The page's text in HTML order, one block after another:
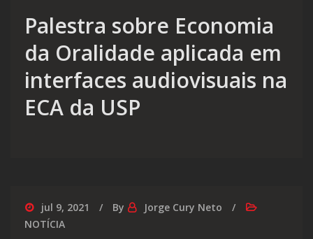
Palestra sobre Economia
da Oralidade aplicada em
interfaces audiovisuais na
ECA da USP
jul 9, 2021 By
Jorge Cury Neto
NOTÍCIA